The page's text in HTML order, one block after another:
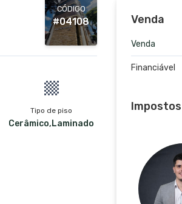
CÓDIGO
#04108
Tipo de piso
Cerâmico,Laminado
Venda
Venda
Financiável